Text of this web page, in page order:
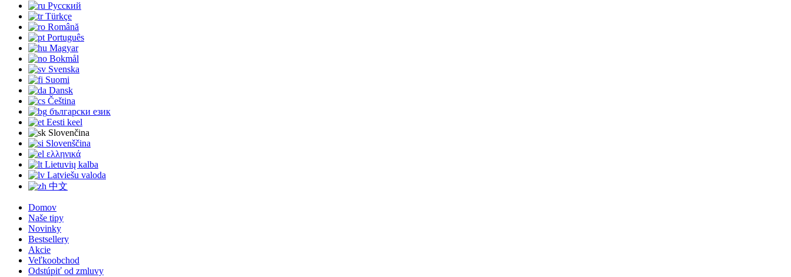
Русский
Türkçe
Română
Português
Magyar
Bokmål
Svenska
Suomi
Dansk
Čeština
български език
Eesti keel
Slovenčina
Slovenščina
ελληνικά
Lietuvių kalba
Latviešu valoda
中文
Domov
Naše tipy
Novinky
Bestsellery
Akcie
Veľkoobchod
Odstúpiť od zmluvy